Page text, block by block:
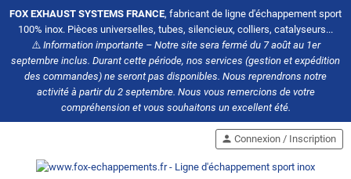
FOX EXHAUST SYSTEMS FRANCE, fabricant de ligne d'échappement sport
100% inox. Pièces universelles, tubes, silencieux, colliers, catalyseurs...
⚠️Information importante – Notre site sera fermé du 7 août au 1er
septembre inclus. Durant cette période, nos services (gestion et expédition
des commandes) ne seront pas disponibles. Nous reprendrons notre
activité à partir du 2 septembre. Nous vous remercions de votre
compréhension et vous souhaitons un excellent été.
person Connexion / Inscription